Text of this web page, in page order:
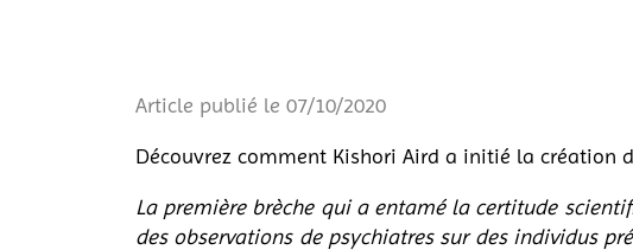
Article publié le 07/10/2020
Découvrez comment Kishori Aird a initié la création
La première brèche qui a entamé la certitude
des observations de psychiatres sur des individus